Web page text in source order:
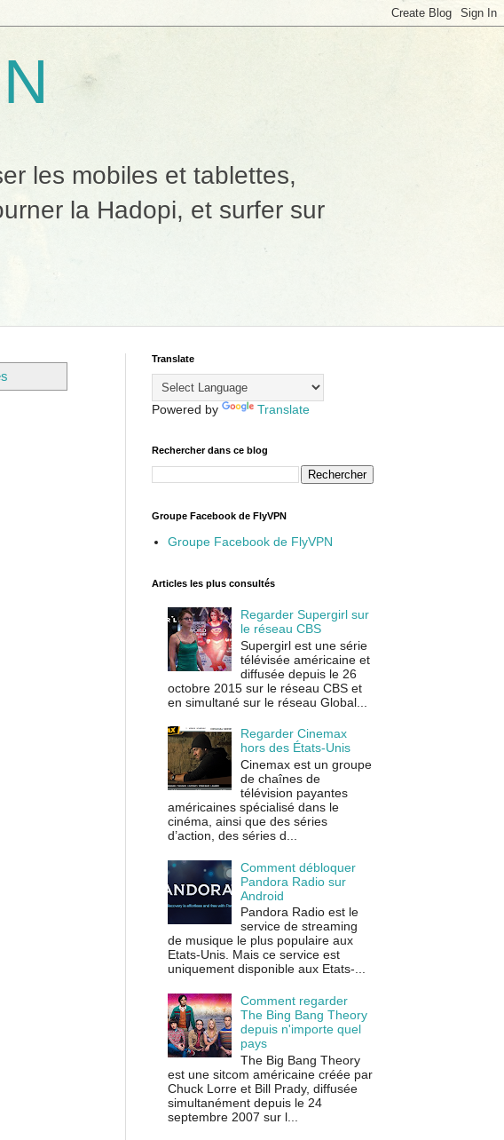
les mobiles et tablettes,
la Hadopi, et surfer sur
Translate
Powered by Translate
Rechercher dans ce blog
Groupe Facebook de FlyVPN
Groupe Facebook de FlyVPN
Articles les plus consultés
Regarder Supergirl sur
le réseau CBS
Supergirl est une série
télévisée américaine et
diffusée depuis le 26
octobre 2015 sur le réseau CBS et
en simultané sur le réseau Global...
Regarder Cinemax
hors des États-Unis
Cinemax est un groupe
de chaînes de
télévision payantes
américaines spécialisé dans le
cinéma, ainsi que des séries
d’action, des séries d...
Comment débloquer
Pandora Radio sur
Android
Pandora Radio est le
service de streaming
de musique le plus populaire aux
Etats-Unis. Mais ce service est
uniquement disponible aux Etats-...
Comment regarder
The Bing Bang Theory
depuis n'importe quel
pays
The Big Bang Theory
est une sitcom américaine créée par
Chuck Lorre et Bill Prady, diffusée
simultanément depuis le 24
septembre 2007 sur l...